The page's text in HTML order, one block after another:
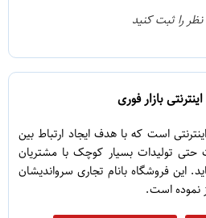
نظر را ثبت کنید
بازار فوری
است که با هدف ایجاد ارتباط بین
حتی تولیدات بسیار کوچک با مشتریان
این فروشگاه بانام تجاری سرواندیشان